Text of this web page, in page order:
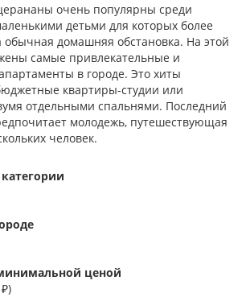
очень популярны среди
детьми для которых более
обычная домашняя обстановка. На этой
самые привлекательные и
в городе. Это хиты
квартиры-студии или
отдельными спальнями. Последний
молодежь, путешествующая
человек.
ценой